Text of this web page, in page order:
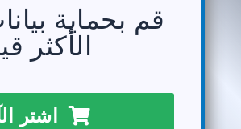
قم بحماية
الأكثر
اشتر